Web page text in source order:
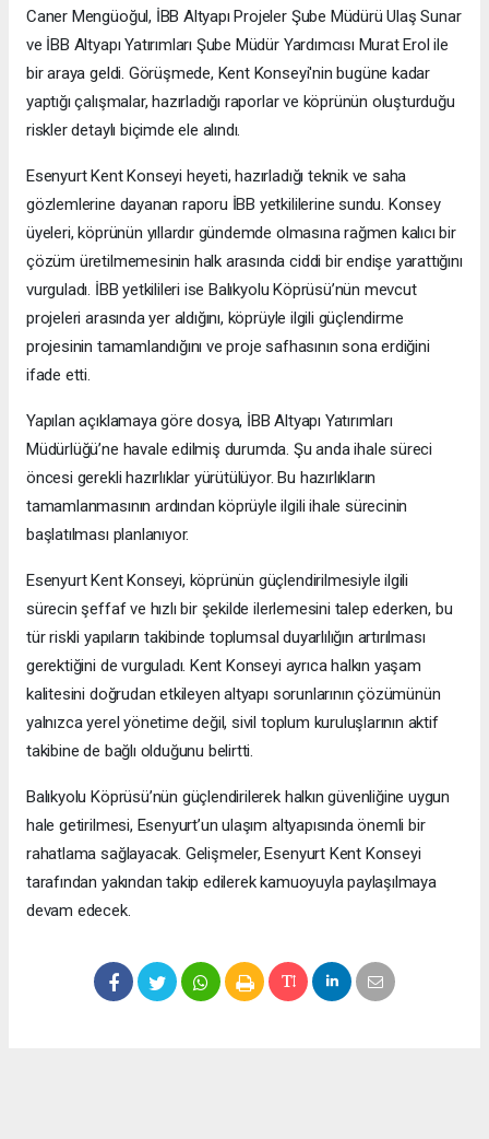
Caner Mengüoğul, İBB Altyapı Projeler Şube Müdürü Ulaş Sunar
ve İBB Altyapı Yatırımları Şube Müdür Yardımcısı Murat Erol ile
bir araya geldi. Görüşmede, Kent Konseyi'nin bugüne kadar
yaptığı çalışmalar, hazırladığı raporlar ve köprünün oluşturduğu
riskler detaylı biçimde ele alındı.
Esenyurt Kent Konseyi heyeti, hazırladığı teknik ve saha
gözlemlerine dayanan raporu İBB yetkililerine sundu. Konsey
üyeleri, köprünün yıllardır gündemde olmasına rağmen kalıcı bir
çözüm üretilmemesinin halk arasında ciddi bir endişe yarattığını
vurguladı. İBB yetkilileri ise Balıkyolu Köprüsü’nün mevcut
projeleri arasında yer aldığını, köprüyle ilgili güçlendirme
projesinin tamamlandığını ve proje safhasının sona erdiğini
ifade etti.
Yapılan açıklamaya göre dosya, İBB Altyapı Yatırımları
Müdürlüğü’ne havale edilmiş durumda. Şu anda ihale süreci
öncesi gerekli hazırlıklar yürütülüyor. Bu hazırlıkların
tamamlanmasının ardından köprüyle ilgili ihale sürecinin
başlatılması planlanıyor.
Esenyurt Kent Konseyi, köprünün güçlendirilmesiyle ilgili
sürecin şeffaf ve hızlı bir şekilde ilerlemesini talep ederken, bu
tür riskli yapıların takibinde toplumsal duyarlılığın artırılması
gerektiğini de vurguladı. Kent Konseyi ayrıca halkın yaşam
kalitesini doğrudan etkileyen altyapı sorunlarının çözümünün
yalnızca yerel yönetime değil, sivil toplum kuruluşlarının aktif
takibine de bağlı olduğunu belirtti.
Balıkyolu Köprüsü’nün güçlendirilerek halkın güvenliğine uygun
hale getirilmesi, Esenyurt’un ulaşım altyapısında önemli bir
rahatlama sağlayacak. Gelişmeler, Esenyurt Kent Konseyi
tarafından yakından takip edilerek kamuoyuyla paylaşılmaya
devam edecek.